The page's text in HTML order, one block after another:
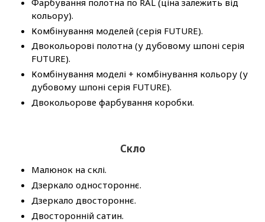
кольору).
Комбінування моделей (серія FUTURE).
Двокольорові полотна (у дубовому шпоні серія
FUTURE).
Комбінування моделі + комбінування кольору (у
дубовому шпоні серія FUTURE).
Двокольорове фарбування коробки.
Скло
Малюнок на склі.
Дзеркало одностороннє.
Дзеркало двостороннє.
Двосторонній сатин.